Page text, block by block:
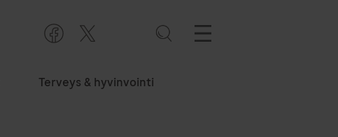
Terveys & hyvinvointi